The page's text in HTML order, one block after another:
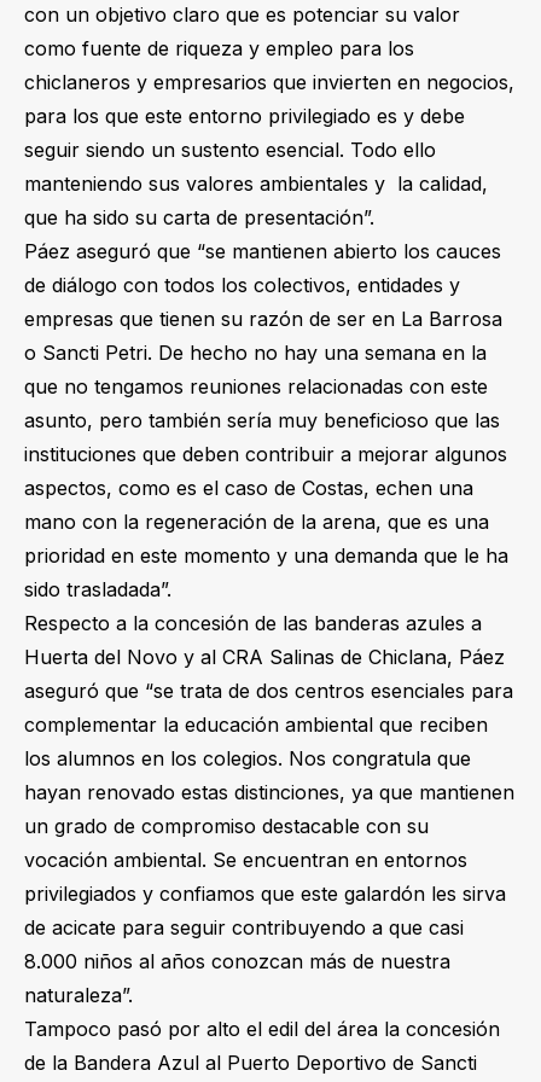
con un objetivo claro que es potenciar su valor
como fuente de riqueza y empleo para los
chiclaneros y empresarios que invierten en negocios,
para los que este entorno privilegiado es y debe
seguir siendo un sustento esencial. Todo ello
manteniendo sus valores ambientales y la calidad,
que ha sido su carta de presentación”.
Páez aseguró que “se mantienen abierto los cauces
de diálogo con todos los colectivos, entidades y
empresas que tienen su razón de ser en La Barrosa
o Sancti Petri. De hecho no hay una semana en la
que no tengamos reuniones relacionadas con este
asunto, pero también sería muy beneficioso que las
instituciones que deben contribuir a mejorar algunos
aspectos, como es el caso de Costas, echen una
mano con la regeneración de la arena, que es una
prioridad en este momento y una demanda que le ha
sido trasladada”.
Respecto a la concesión de las banderas azules a
Huerta del Novo y al CRA Salinas de Chiclana, Páez
aseguró que “se trata de dos centros esenciales para
complementar la educación ambiental que reciben
los alumnos en los colegios. Nos congratula que
hayan renovado estas distinciones, ya que mantienen
un grado de compromiso destacable con su
vocación ambiental. Se encuentran en entornos
privilegiados y confiamos que este galardón les sirva
de acicate para seguir contribuyendo a que casi
8.000 niños al años conozcan más de nuestra
naturaleza”.
Tampoco pasó por alto el edil del área la concesión
de la Bandera Azul al Puerto Deportivo de Sancti